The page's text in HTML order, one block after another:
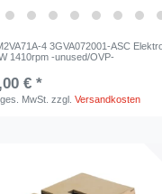
4 3GVA072001-ASC
1410rpm -unused/OVP-
€ *
MwSt. zzgl.Versandkosten